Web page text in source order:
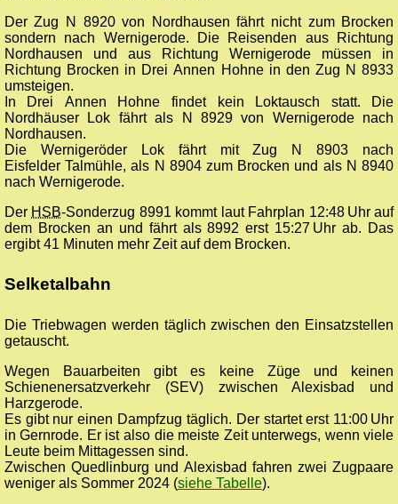
Der Zug N 8920 von Nordhausen fährt nicht zum Brocken
sondern nach Wernigerode. Die Reisenden aus Richtung
Nordhausen und aus Richtung Wernigerode müssen in
Richtung Brocken in Drei Annen Hohne in den Zug N 8933
umsteigen.
In Drei Annen Hohne findet kein Loktausch statt. Die
Nordhäuser Lok fährt als N 8929 von Wernigerode nach
Nordhausen.
Die Wernigeröder Lok fährt mit Zug N 8903 nach
Eisfelder Talmühle, als N 8904 zum Brocken und als N 8940
nach Wernigerode.
Der HSB-Sonderzug 8991 kommt laut Fahrplan 12:48 Uhr auf
dem Brocken an und fährt als 8992 erst 15:27 Uhr ab. Das
ergibt 41 Minuten mehr Zeit auf dem Brocken.
Selketalbahn
Die Triebwagen werden täglich zwischen den Einsatzstellen
getauscht.
Wegen Bauarbeiten gibt es keine Züge und keinen
Schienenersatzverkehr (SEV) zwischen Alexisbad und
Harzgerode.
Es gibt nur einen Dampfzug täglich. Der startet erst 11:00 Uhr
in Gernrode. Er ist also die meiste Zeit unterwegs, wenn viele
Leute beim Mittagessen sind.
Zwischen Quedlinburg und Alexisbad fahren zwei Zugpaare
weniger als Sommer 2024 (siehe Tabelle).